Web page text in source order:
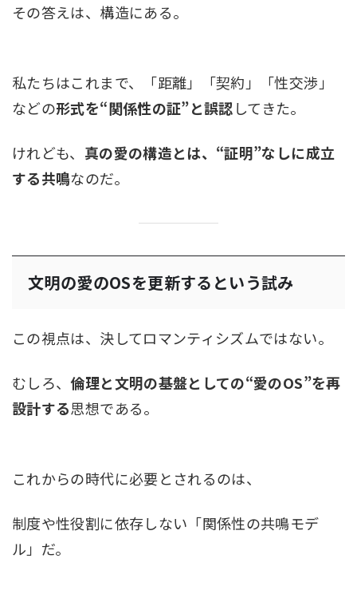
その答えは、構造にある。
私たちはこれまで、「距離」「契約」「性交渉」
などの形式を“関係性の証”と誤認してきた。
けれども、 真の愛の構造とは、“証明”なしに成立
する共鳴なのだ。
文明の愛のOSを更新するという試み
この視点は、決してロマンティシズムではない。
むしろ、倫理と文明の基盤としての“愛のOS”を再
設計する思想である。
これからの時代に必要とされるのは、
制度や性役割に依存しない「関係性の共鳴モデ
ル」だ。